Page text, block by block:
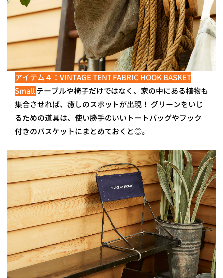
アイテム４：VINTAGE TENT FABRIC HOOK BASKET
Smallテーブルや椅子だけではなく、家の中にある植物も
集合させれば、癒しのスポットが出現！ グリーンをいじ
るための道具は、使い勝手のいいトートバッグやフック
付きのバスケットにまとめておくと◎。